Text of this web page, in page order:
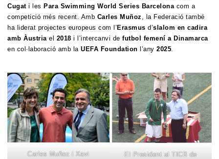
Cugati les Para Swimming World Series Barcelonacom a
competició més recent. Amb Carles Muñoz , la Federació també
ha liderat projectes europeus com l’ Erasmus d’slalom en cadira
amb Àustriael 2018 i l’intercanvi de futbol femení a Dinamarca
en col·laboració amb la UEFA Foundation l’any 2025.
Carles Muñoz i Xavi
El President al TICB de